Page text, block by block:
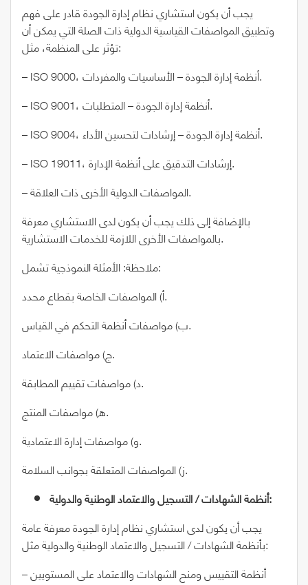
يجب أن يكون استشاري نظام إدارة الجودة قادر على فهم
وتطبيق المواصفات القياسية الدولية ذات الصلة التي يمكن أن
تؤثر على المنظمة، مثل:
– ISO 9000، أنظمة إدارة الجودة – الأساسيات والمفردات.
– ISO 9001، أنظمة إدارة الجودة – المتطلبات.
– ISO 9004، أنظمة إدارة الجودة – إرشادات لتحسين الأداء.
– ISO 19011، إرشادات التدقيق على أنظمة الإدارة.
– المواصفات الدولية الأخرى ذات العلاقة.
بالإضافة إلى ذلك يجب أن يكون لدى الاستشاري معرفة
بالمواصفات الأخرى اللازمة للخدمات الاستشارية.
ملاحظة: الأمثلة النموذجية تشمل:
أ) المواصفات الخاصة بقطاع محدد.
ب) مواصفات أنظمة التحكم في القياس.
ج) مواصفات الاعتماد.
د) مواصفات تقييم المطابقة.
ه) مواصفات المنتج.
و) مواصفات إدارة الاعتمادية.
ز) المواصفات المتعلقة بجوانب السلامة.
أنظمة الشهادات / التسجيل والاعتماد الوطنية والدولية:
يجب أن يكون لدى استشاري نظام إدارة الجودة معرفة عامة
بأنظمة الشهادات / التسجيل والاعتماد الوطنية والدولية مثل:
– أنظمة التقييس ومنح الشهادات والاعتماد على المستويين